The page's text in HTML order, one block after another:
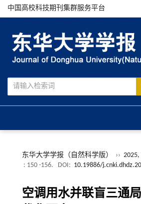
中国高校科技期刊集群服务平台
东华大学学报（自然科学版） ›› 2025,
: 150 -156.
DOI: 10.19886/
空调用水并联盲三通